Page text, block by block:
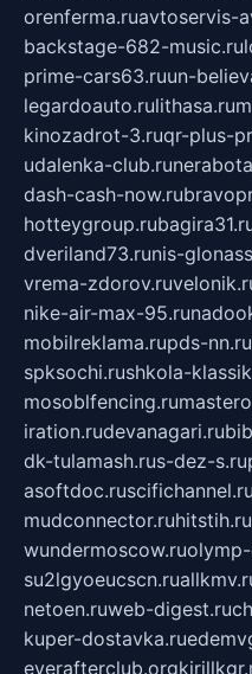
orenferma.ruavtoservis-
backstage-682-music.ru
prime-cars63.ruun-
legardoauto.rulithasa.ru
kinozadrot-3.ruqr-plus-
udalenka-club.ru
dash-cash-now.ru
hotteygroup.ru
dveriland73.runis-
vrema-zdorov.ru
nike-air-max-95.ru
mobilreklama.rupds-nn.ru
spksochi.rushkola-
mosoblfencing.ru
iration.rudevanagari.ru
dk-tulamash.rus-dez-s.ru
asoftdoc.ruscifichannel.ru
mudconnector.ruhitstih.ru
wundermoscow.ru
su2lgyoeucscn.ru
netoen.ruweb-digest.ru
kuper-dostavka.ru
everafterclub.org